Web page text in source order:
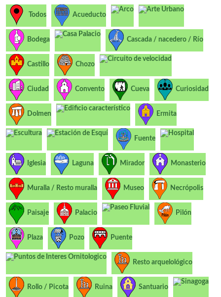
Todos Acueducto
Arco Arte Urbano
Bodega
Casa Palacio
Cascada / nacedero / Río
Castillo Chozo
Circuito de velocidad
Ciudad Convento Cueva Curiosidad
Dolmen
Edificio característico
Ermita
Escultura Estación de Esquí
Fuente
Hospital
Iglesia Laguna Mirador Monasterio
Muralla / Resto muralla Museo Necrópolis
Paisaje Palacio
Paseo Fluvial
Pilón
Plaza Pozo Puente
Puntos de Interes Ornitologico
Resto arquelológico
Rollo / Picota Ruina Santuario
Sinagoga